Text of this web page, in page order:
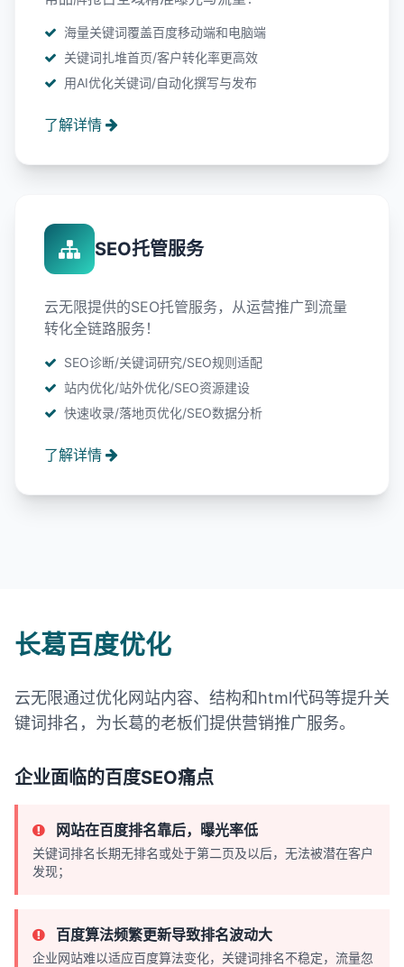
海量关键词覆盖百度移动端和电脑端
关键词扎堆首页/客户转化率更高效
用AI优化关键词/自动化撰写与发布
了解详情
SEO托管服务
云无限提供的SEO托管服务，从运营推广到流量
转化全链路服务！
SEO诊断/关键词研究/SEO规则适配
站内优化/站外优化/SEO资源建设
快速收录/落地页优化/SEO数据分析
了解详情
长葛百度优化
云无限通过优化网站内容、结构和html代码等提升关
键词排名，为长葛的老板们提供营销推广服务。
企业面临的百度SEO痛点
网站在百度排名靠后，曝光率低
关键词排名长期无排名或处于第二页及以后，无法被潜在客户
发现；
百度算法频繁更新导致排名波动大
企业网站难以适应百度算法变化，关键词排名不稳定，流量忽